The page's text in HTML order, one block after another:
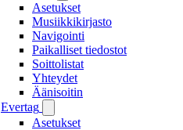
Asetukset
Musiikkikirjasto
Navigointi
Paikalliset tiedostot
Soittolistat
Yhteydet
Äänisoitin
Evertag
Asetukset